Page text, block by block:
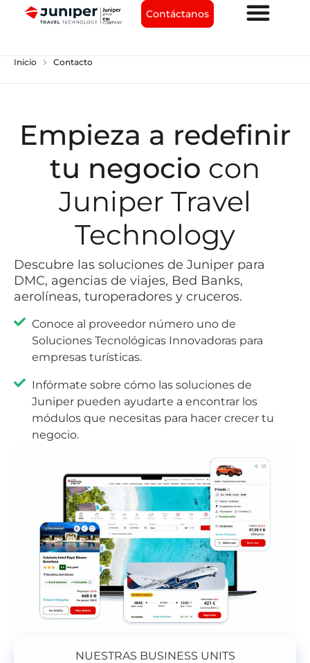
Contáctanos
Inicio chevron_right Contacto
Empieza a redefinir
tu negocio con
Juniper Travel
Technology
Descubre las soluciones de Juniper para
DMC, agencias de viajes, Bed Banks,
aerolíneas, turoperadores y cruceros.
Conoce al proveedor número uno de
Soluciones Tecnológicas Innovadoras para
empresas turísticas.
Infórmate sobre cómo las soluciones de
Juniper pueden ayudarte a encontrar los
módulos que necesitas para hacer crecer tu
negocio.
NUESTRAS BUSINESS UNITS